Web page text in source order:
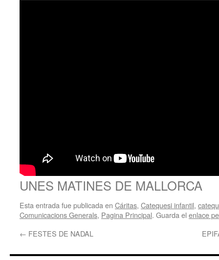
UNES MATINES DE MALLORCA
Esta entrada fue publicada en Cáritas, Catequesi infantil,
Comunicacions Generals, Pagina Principal. Guarda el enlace
← FESTES DE NADAL